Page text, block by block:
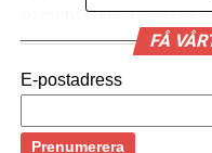
presenterade i juni i år
stod det såklart hur
De nya objekt som
FÅ
E-postadress